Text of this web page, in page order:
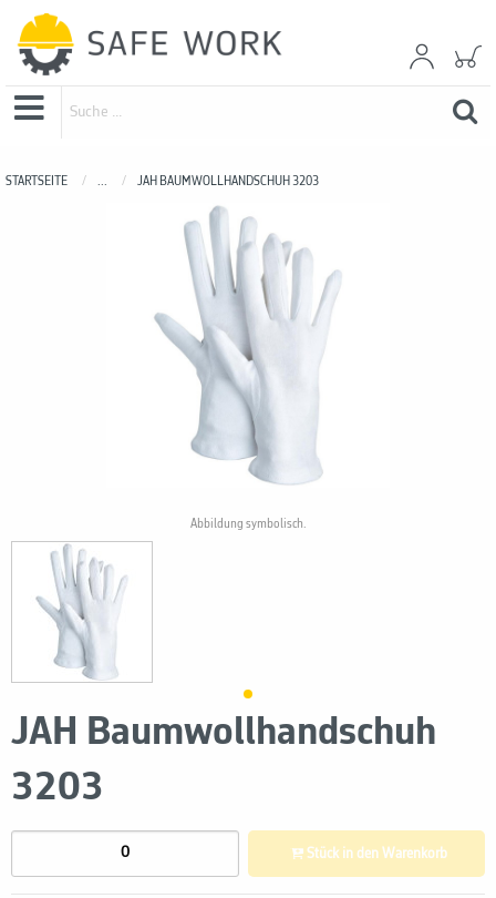
STARTSEITE ... JAH BAUMWOLLHANDSCHUH 3203
JAH Baumwollhandschuh
3203
Abbildung symbolisch.
Stück in den Warenkorb